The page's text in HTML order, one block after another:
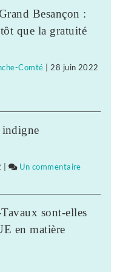
Besançon :
que la gratuité
Comté
28 juin 2022
| Un commentaire
le
sont-elles
en matière